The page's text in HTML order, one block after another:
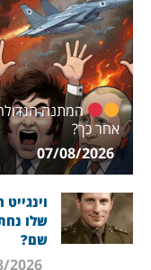
המתנה
אחר כך?
07/08/2026
שלו
שם?